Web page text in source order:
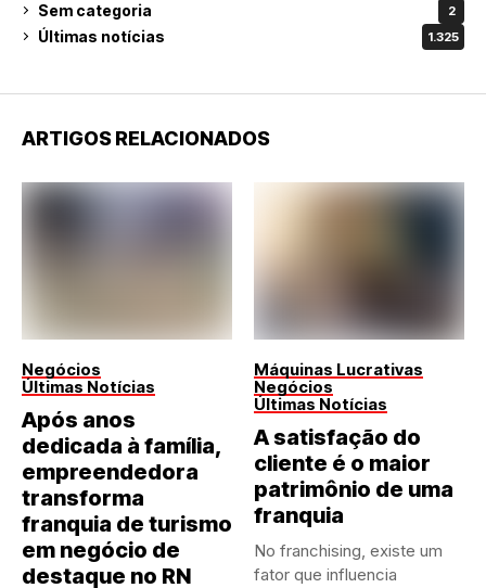
Sem categoria 2
Últimas notícias 1.325
ARTIGOS RELACIONADOS
Negócios
Últimas Notícias
Após anos
dedicada à família,
empreendedora
transforma
franquia de turismo
em negócio de
destaque no RN
Máquinas Lucrativas
Negócios
Últimas Notícias
A satisfação do
cliente é o maior
patrimônio de uma
franquia
No franchising, existe um
fator que influencia